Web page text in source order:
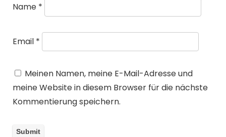
Name *
Email *
Meinen Namen, meine E-Mail-Adresse und
meine Website in diesem Browser für die nächste
Kommentierung speichern.